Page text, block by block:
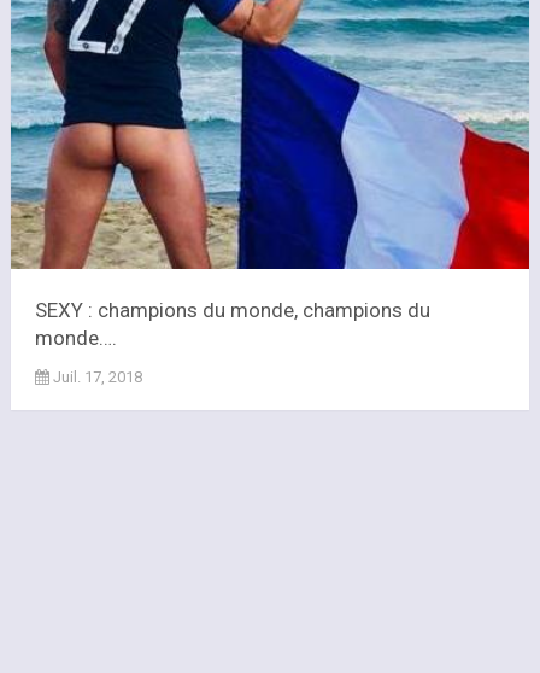
SEXY : champions du monde, champions du
monde….
Juil. 17, 2018